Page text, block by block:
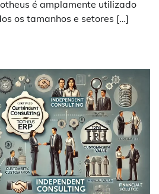
é amplamente utilizado
os tamanhos e setores […]